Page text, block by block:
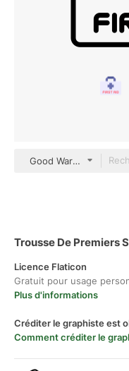
Good Ware Lineal
Trousse De Premiers
Licence Flaticon
Gratuit pour usage
Plus d'informations
Créditer le graphiste est
Comment créditer le